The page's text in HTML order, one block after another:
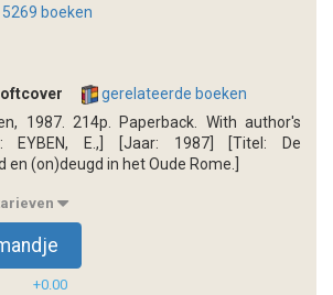
boeken
gerelateerde boeken
1987. 214p. Paperback. With author's
EYBEN, E.,] [Jaar: 1987] [Titel: De
(on)deugd in het Oude Rome.]
+0.00